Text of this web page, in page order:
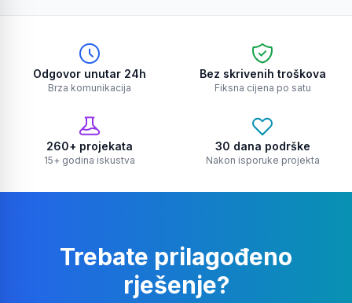
Odgovor unutar 24h
Brza komunikacija
Bez skrivenih troškova
Fiksna cijena po satu
260+ projekata
15+ godina iskustva
30 dana podrške
Nakon isporuke projekta
Trebate prilagođeno
rješenje?